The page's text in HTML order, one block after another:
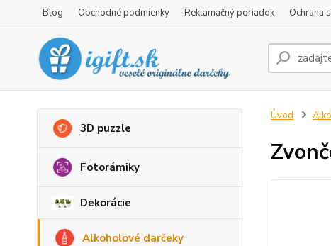
Blog Obchodné podmienky Reklamačný poriadok Ochrana
3D puzzle
Fotorámiky
Dekorácie
Alkoholové darčeky
Úvod